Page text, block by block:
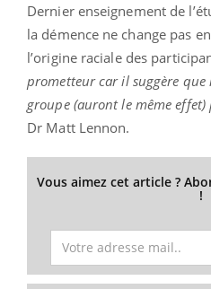
Dernier enseignement de
la démence ne change pas
l’origine raciale des
prometteur car il suggère
groupe (auront le même effet)
Dr Matt Lennon.
Vous aimez cet article ?
!